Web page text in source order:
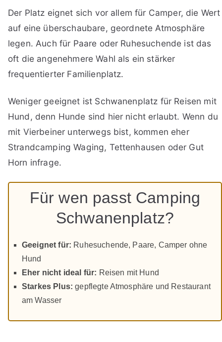
Der Platz eignet sich vor allem für Camper, die Wert
auf eine überschaubare, geordnete Atmosphäre
legen. Auch für Paare oder Ruhesuchende ist das
oft die angenehmere Wahl als ein stärker
frequentierter Familienplatz.
Weniger geeignet ist Schwanenplatz für Reisen mit
Hund, denn Hunde sind hier nicht erlaubt. Wenn du
mit Vierbeiner unterwegs bist, kommen eher
Strandcamping Waging, Tettenhausen oder Gut
Horn infrage.
Für wen passt Camping
Schwanenplatz?
Geeignet für: Ruhesuchende, Paare, Camper ohne
Hund
Eher nicht ideal für: Reisen mit Hund
Starkes Plus: gepflegte Atmosphäre und Restaurant
am Wasser